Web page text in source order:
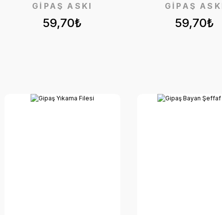
59,70₺
GİPAŞ ASKI
59,70₺
GİPAŞ